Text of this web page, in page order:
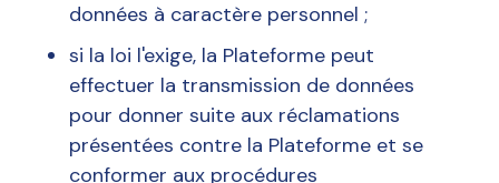
données à caractère personnel ;
si la loi l'exige, la Plateforme peut
effectuer la transmission de données
pour donner suite aux réclamations
présentées contre la Plateforme et se
conformer aux procédures